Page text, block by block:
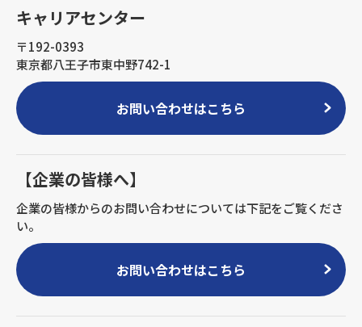
キャリアセンター
〒192-0393
東京都八王子市東中野742-1
お問い合わせはこちら
【企業の皆様へ】
企業の皆様からのお問い合わせについては下記をご覧くださ
い。
お問い合わせはこちら